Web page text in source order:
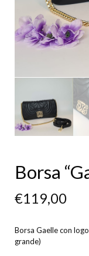
Borsa
€119,00
Borsa Gaelle con
grande)